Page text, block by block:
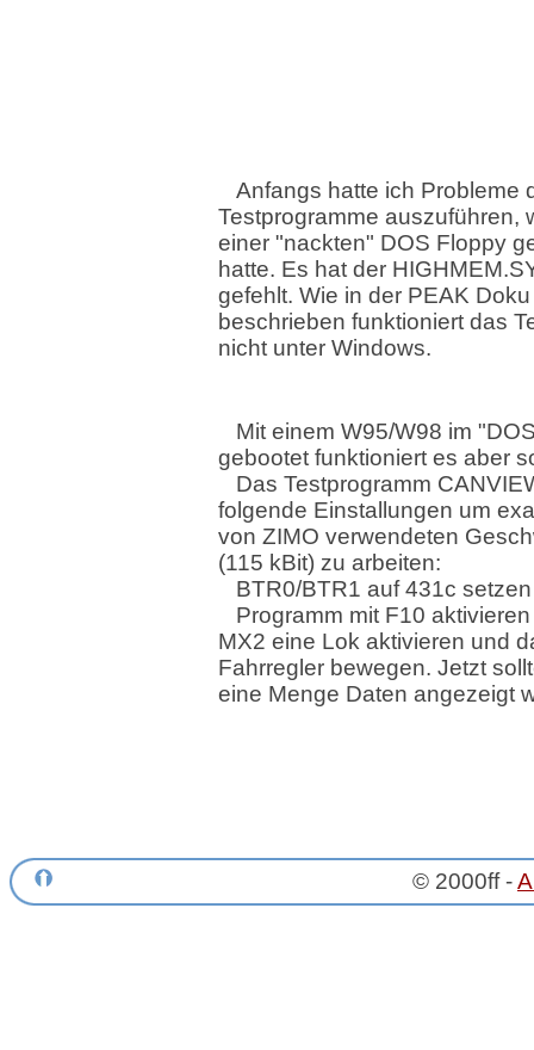
Anfangs hatte ich Probleme
Testprogramme auszuführen,
einer "nackten" DOS Floppy
hatte. Es hat der
gefehlt. Wie in der PEAK Doku
beschrieben funktioniert das
nicht unter Windows.
Mit einem W95/W98 im
gebootet funktioniert es aber
Das Testprogramm
folgende Einstallungen um
von ZIMO verwendeten
(115 kBit) zu arbeiten:
BTR0/BTR1 auf 431c setzen
Programm mit F10
MX2 eine Lok aktivieren und
Fahrregler bewegen. Jetzt
eine Menge Daten angezeigt
© 2000ff -